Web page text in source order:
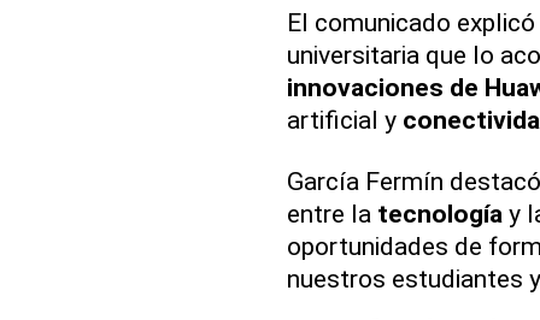
El comunicado
universitaria que lo
innovaciones de
artificial y
García Fermín
entre la tecnología y
oportunidades de
nuestros estudiantes